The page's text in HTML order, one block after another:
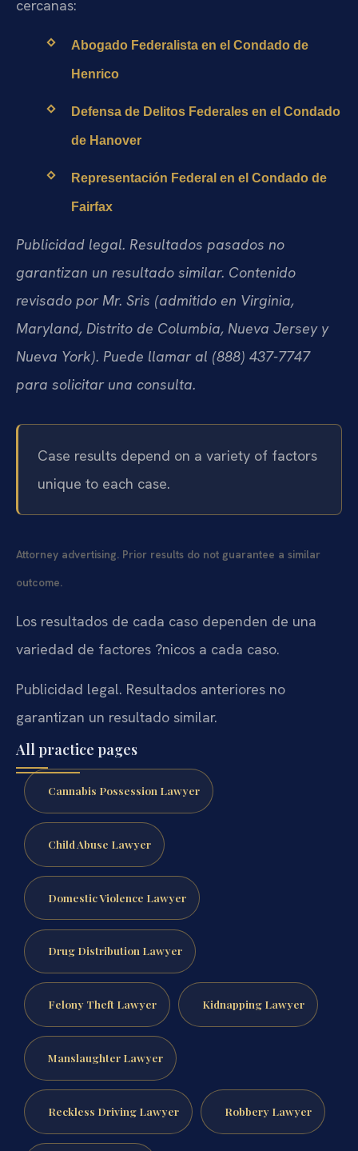
cercanas:
Abogado Federalista en el Condado de
Henrico
Defensa de Delitos Federales en el Condado
de Hanover
Representación Federal en el Condado de
Fairfax
Publicidad legal. Resultados pasados no
garantizan un resultado similar. Contenido
revisado por Mr. Sris (admitido en Virginia,
Maryland, Distrito de Columbia, Nueva Jersey y
Nueva York). Puede llamar al (888) 437-7747
para solicitar una consulta.
Case results depend on a variety of factors
unique to each case.
Attorney advertising. Prior results do not guarantee a similar
outcome.
Los resultados de cada caso dependen de una
variedad de factores ?nicos a cada caso.
Publicidad legal. Resultados anteriores no
garantizan un resultado similar.
All practice pages
Cannabis Possession Lawyer
Child Abuse Lawyer
Domestic Violence Lawyer
Drug Distribution Lawyer
Felony Theft Lawyer Kidnapping Lawyer
Manslaughter Lawyer
Reckless Driving Lawyer Robbery Lawyer